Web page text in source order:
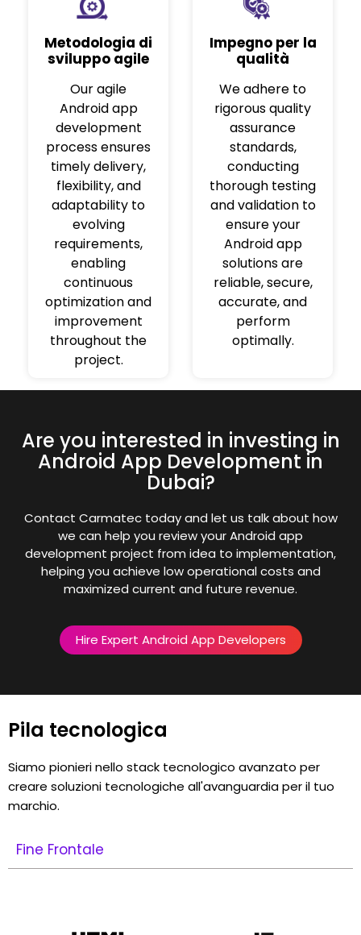
Metodologia di
sviluppo agile
Our agile
Android app
development
process ensures
timely delivery,
flexibility, and
adaptability to
evolving
requirements,
enabling
continuous
optimization and
improvement
throughout the
project.
Impegno per la
qualità
We adhere to
rigorous quality
assurance
standards,
conducting
thorough testing
and validation to
ensure your
Android app
solutions are
reliable, secure,
accurate, and
perform
optimally.
Are you interested in investing in
Android App Development in
Dubai?
Contact Carmatec today and let us talk about how
we can help you review your Android app
development project from idea to implementation,
helping you achieve low operational costs and
maximized current and future revenue.
Hire Expert Android App Developers
Pila tecnologica
Siamo pionieri nello stack tecnologico avanzato per
creare soluzioni tecnologiche all'avanguardia per il tuo
marchio.
Fine Frontale